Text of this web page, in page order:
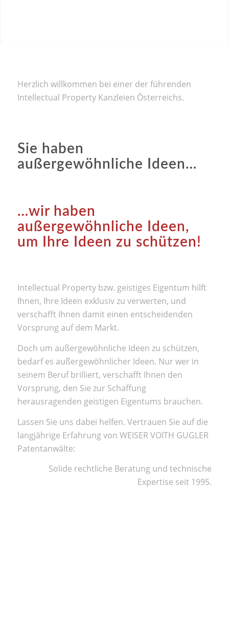
Herzlich willkommen bei einer der führenden
Intellectual Property Kanzleien Österreichs.
Sie haben
außergewöhnliche Ideen…
…wir haben
außergewöhnliche Ideen,
um Ihre Ideen zu schützen!
Intellectual Property bzw. geistiges Eigentum hilft
Ihnen, Ihre Ideen exklusiv zu verwerten, und
verschafft Ihnen damit einen entscheidenden
Vorsprung auf dem Markt.
Doch um außergewöhnliche Ideen zu schützen,
bedarf es außergewöhnlicher Ideen. Nur wer in
seinem Beruf brilliert, verschafft Ihnen den
Vorsprung, den Sie zur Schaffung
herausragenden geistigen Eigentums brauchen.
Lassen Sie uns dabei helfen. Vertrauen Sie auf die
langjährige Erfahrung von WEISER VOITH GUGLER
Patentanwälte:
Solide rechtliche Beratung und technische
Expertise seit 1995.